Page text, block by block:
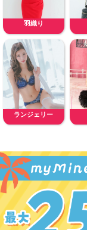
羽織り
ランジェリー